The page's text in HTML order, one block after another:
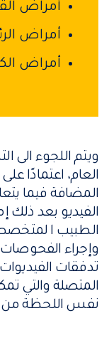
أمراض
أمراض
أمراض
ويتم اللجوء الى
العام، اعتمادًا
المضافة فيما
الفيديو بعد ذلك
الطبيب ا
وإجراء
تدفقات
المتصلة والتي
نفس اللحظة من